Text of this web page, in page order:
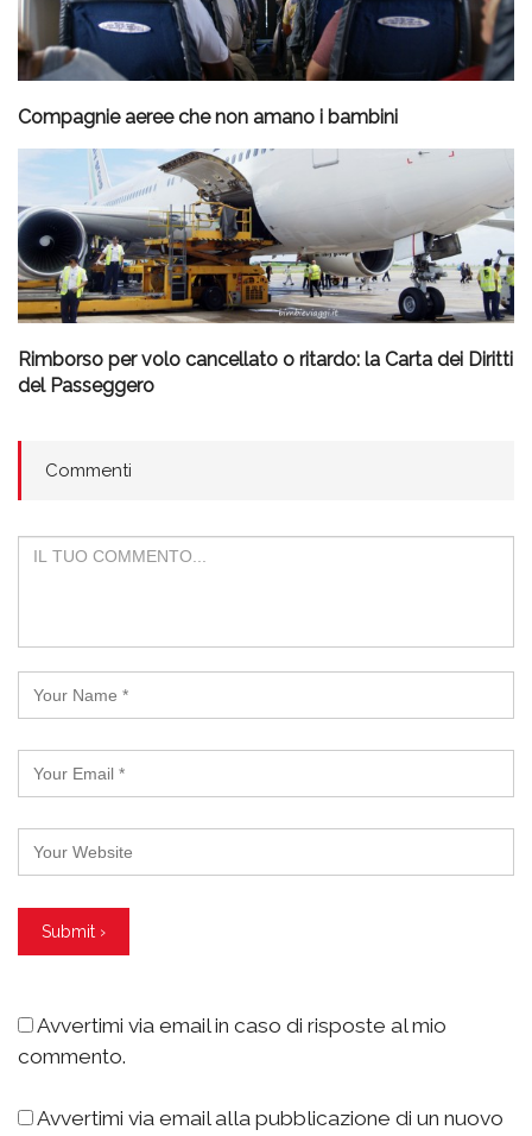
Compagnie aeree che non amano i bambini
Rimborso per volo cancellato o ritardo: la Carta dei Diritti
del Passeggero
Commenti
Avvertimi via email in caso di risposte al mio
commento.
Avvertimi via email alla pubblicazione di un nuovo